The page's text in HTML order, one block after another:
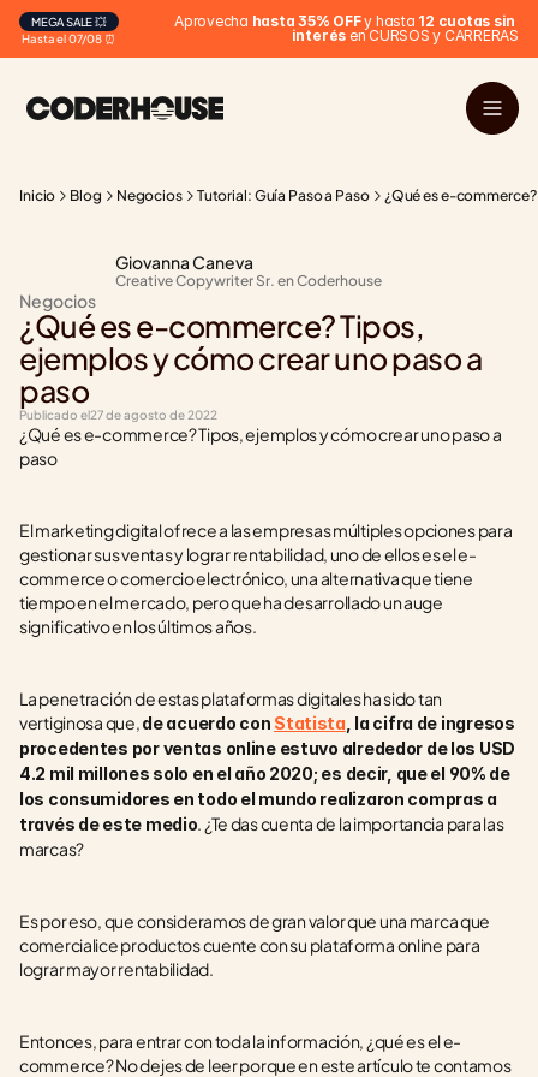
Hasta el 07/08 ⏰
MEGA SALE 💥 Aprovecha hasta 35% OFF y hasta 12 cuotas sin
interés en CURSOS y CARRERAS
Inicio Blog Negocios Tutorial: Guía Paso a Paso ¿Qué es e-
Giovanna Caneva
Creative Copywriter Sr. en Coderhouse
Negocios
¿Qué es e-commerce? Tipos,
ejemplos y cómo crear uno paso a
paso
Publicado el27 de agosto de 2022
¿Qué es e-commerce? Tipos, ejemplos y cómo crear uno paso a
paso
El marketing digital ofrece a las empresas múltiples opciones para
gestionar sus ventas y lograr rentabilidad, uno de ellos es el e-
commerce o comercio electrónico, una alternativa que tiene
tiempo en el mercado, pero que ha desarrollado un auge
significativo en los últimos años.
La penetración de estas plataformas digitales ha sido tan
vertiginosa que, de acuerdo con Statista , la cifra de ingresos
procedentes por ventas online estuvo alrededor de los USD
4.2 mil millones solo en el año 2020; es decir, que el 90% de
los consumidores en todo el mundo realizaron compras a
través de este medio. ¿Te das cuenta de la importancia para las
marcas?
Es por eso, que consideramos de gran valor que una marca que
comercialice productos cuente con su plataforma online para
lograr mayor rentabilidad.
Entonces, para entrar con toda la información, ¿qué es el e-
commerce? No dejes de leer porque en este artículo te contamos